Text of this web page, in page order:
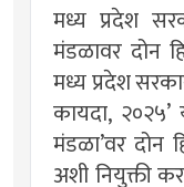
मध्य प्रदेश
मंडळावर दोन
मध्य प्रदेश
कायदा,
मंडळा’वर दोन
अशी नियुक्ती